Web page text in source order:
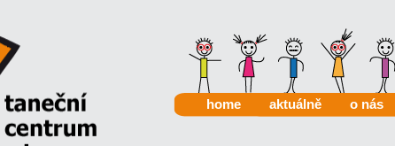
home aktuálně o nás